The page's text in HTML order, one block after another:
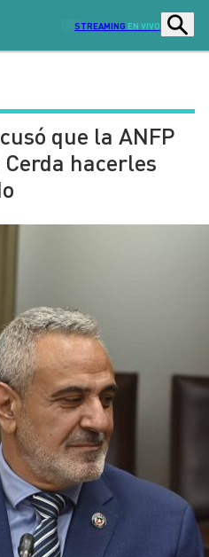
STREAMING EN VIVO
Programas
Actualidad
que la ANFP
hacerles